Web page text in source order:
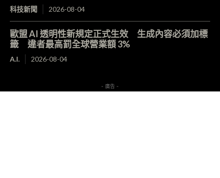
科技新聞 2026-08-04
歐盟 AI 透明性新規定正式生效 生成內容必須加標
籤 違者最高罰全球營業額 3%
A.I. 2026-08-04
- 廣告 -